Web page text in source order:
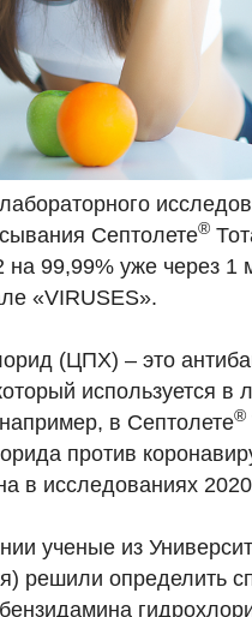
Септолете®
на 99,99% уже через 1
«VIRUSES».
(ЦПХ) – это
используется в
в Септолете®
против
в исследованиях
ученые из
решили определить